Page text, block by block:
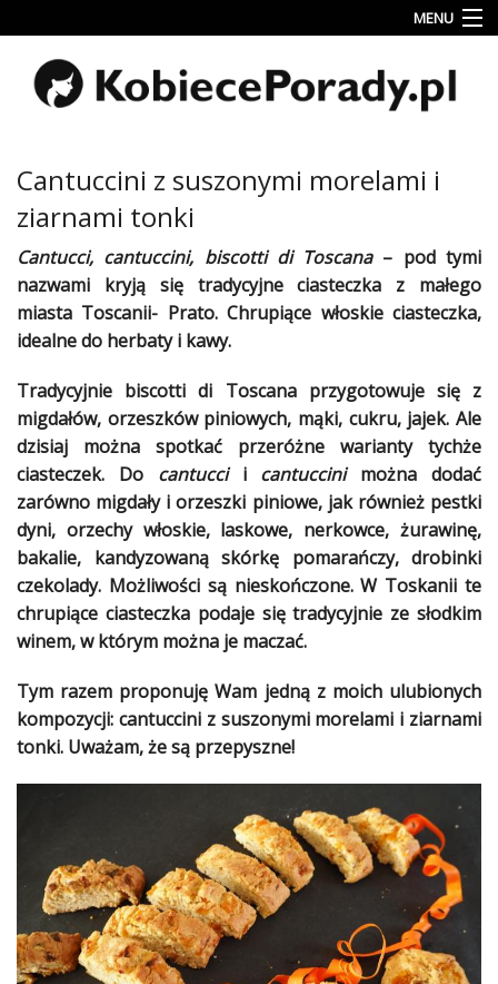
MENU
Uroda
Miłość
Rodzina
&
Dziecko
Przepisy
kulinarne
Wyznania
Wnętrza
Fitness
Ślub
&
Wesele
Moda
Zakupy
Kultura
Porady
Blogerek
Konkursy
Recenzje
Cantuccini z suszonymi morelami i
ziarnami tonki
Cantucci, cantuccini, biscotti di Toscana– pod tymi
nazwami kryją się tradycyjneciasteczka z małego
miasta Toscanii- Prato. Chrupiące włoskie ciasteczka,
idealne do herbaty i kawy.
Tradycyjnie biscotti di Toscana przygotowuje się z
migdałów, orzeszków piniowych, mąki, cukru, jajek. Ale
dzisiaj można spotkać przeróżne warianty tychże
ciasteczek. Do cantucci i cantuccini można dodać
zarówno migdałyi orzeszki piniowe, jak również pestki
dyni, orzechy włoskie, laskowe, nerkowce, żurawinę,
bakalie, kandyzowaną skórkę pomarańczy, drobinki
czekolady. Możliwości są nieskończone. W Toskanii te
chrupiące ciasteczkapodaje się tradycyjnie ze słodkim
winem, w którym można je maczać.
Tym razem proponuję Wam jedną z moich ulubionych
kompozycji: cantuccini z suszonymi morelami i ziarnami
tonki. Uważam, że są przepyszne!